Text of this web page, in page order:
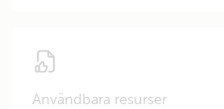
Användbara resurser